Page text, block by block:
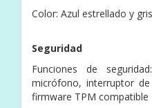
Color: Azul estrellado y
Seguridad
Funciones de
micrófono, interruptor
firmware TPM compatible